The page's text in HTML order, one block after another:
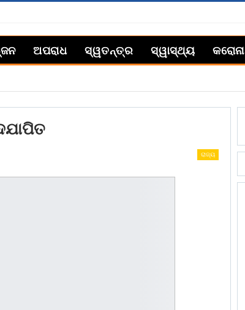
ଅପରାଧ ସ୍ୱତନ୍ତ୍ର ସ୍ୱାସ୍ଥ୍ୟ କରୋନା
ରାଜ୍ୟ